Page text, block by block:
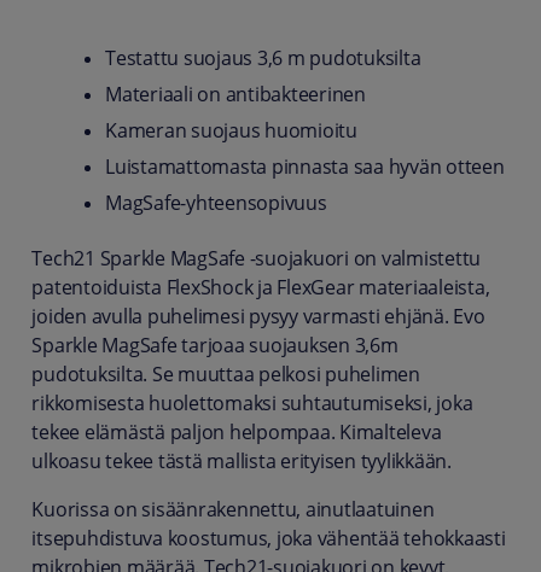
Testattu suojaus 3,6 m pudotuksilta
Materiaali on antibakteerinen
Kameran suojaus huomioitu
Luistamattomasta pinnasta saa hyvän otteen
MagSafe-yhteensopivuus
Tech21 Sparkle MagSafe -suojakuori on valmistettu
patentoiduista FlexShock ja FlexGear materiaaleista,
joiden avulla puhelimesi pysyy varmasti ehjänä. Evo
Sparkle MagSafe tarjoaa suojauksen 3,6m
pudotuksilta. Se muuttaa pelkosi puhelimen
rikkomisesta huolettomaksi suhtautumiseksi, joka
tekee elämästä paljon helpompaa. Kimalteleva
ulkoasu tekee tästä mallista erityisen tyylikkään.
Kuorissa on sisäänrakennettu, ainutlaatuinen
itsepuhdistuva koostumus, joka vähentää tehokkaasti